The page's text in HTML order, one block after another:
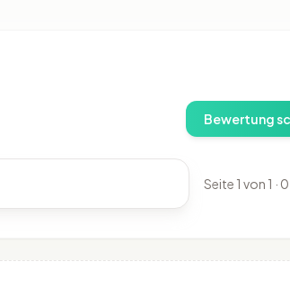
Bewertung
Seite 1 von 1 ·